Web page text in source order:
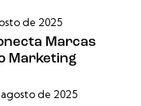
de 2025
Marcas
Marketing
agosto de 2025